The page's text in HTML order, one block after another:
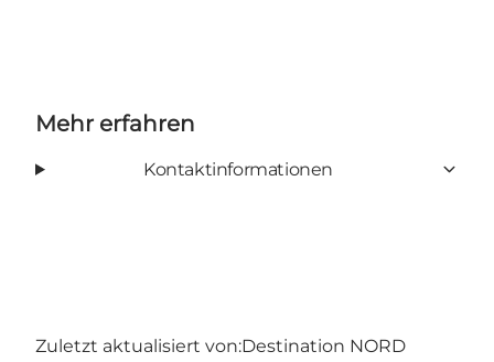
Mehr erfahren
Kontaktinformationen
Zuletzt aktualisiert von:Destination NORD